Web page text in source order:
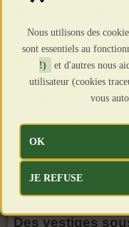
confrontation
lieu à Hastings,
Londres. Après
Harold est tué -
dans l'œil donc.
et devient
Des vestiges
Nous utilisons des
sont essentiels au
!)
et d'autres nous
utilisateur (cookies
vous
OK
JE REFUSE